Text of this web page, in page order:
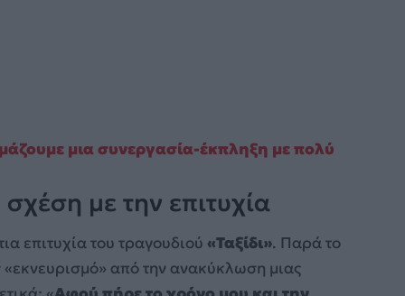
μια συνεργασία-έκπληξη με πολύ
με την επιτυχία
επιτυχία του τραγουδιού «Ταξίδι». Παρά το
«εκνευρισμό» από την ανακύκλωση μιας